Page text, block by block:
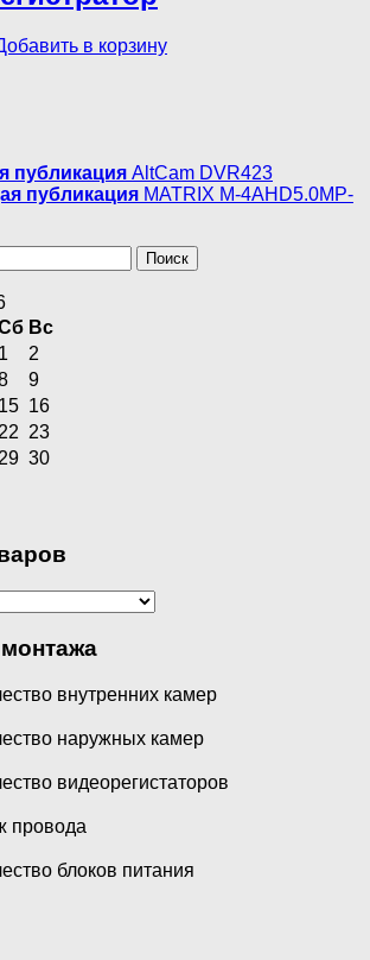
в корзину
публикация AltCam DVR423
публикация MATRIX M-4AHD5.0MP-
Вс
1
2
9
15 16
22 23
29 30
внутренних камер
наружных камер
видеорегистаторов
провода
блоков питания